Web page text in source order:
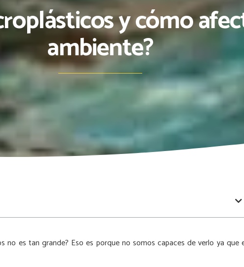
y cómo
ambiente?
no es tan grande? Eso es porque no somos capaces de verlo ya que